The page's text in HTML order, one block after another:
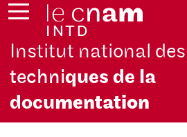
Institut national des
techniques de la
documentation